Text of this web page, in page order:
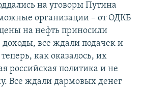
на уговоры Путина
организации – от ОДКБ
на нефть приносили
все ждали подачек и
как оказалось, их
российская политика и не
Все ждали дармовых денег